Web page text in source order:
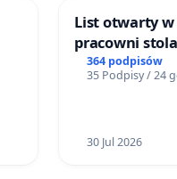
List otwarty
pracowni
Teatrze
364 podpisów
35 Podpisy / 24
30 Jul 2026